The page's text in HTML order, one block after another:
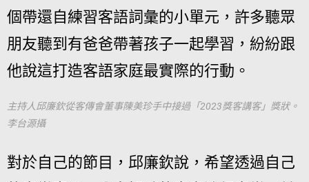
個帶還自練習客語詞彙的小單元，許多聽眾
朋友聽到有爸爸帶著孩子一起學習，紛紛跟
他說這打造客語家庭最實際的行動。
主持人邱廉欽從客傳會董事陳美珍手中接過「2023獎客講客」獎狀。
李台源攝
對於自己的節目，邱廉欽說，希望透過自己